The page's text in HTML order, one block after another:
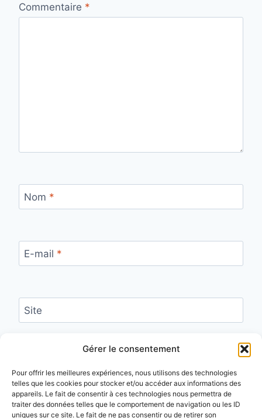
Gérer le consentement
Pour offrir les meilleures expériences, nous utilisons des technologies
telles que les cookies pour stocker et/ou accéder aux informations des
appareils. Le fait de consentir à ces technologies nous permettra de
traiter des données telles que le comportement de navigation ou les ID
uniques sur ce site. Le fait de ne pas consentir ou de retirer son
Commentaire *
Nom *
E-mail *
Site
Enregistrer mon nom, mon e-mail et mon site
dans le navigateur pour mon prochain